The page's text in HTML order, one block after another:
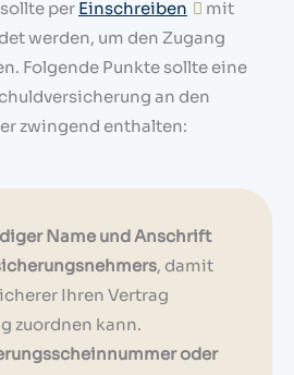
per Einschreiben
mit
werden, um den Zugang
Folgende Punkte sollte eine
an den
zwingend enthalten:
Name und Anschrift
, damit
Ihren Vertrag
zuordnen kann.
oder